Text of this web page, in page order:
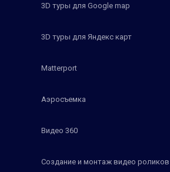
3D туры для Google map
3D туры для Яндекс карт
Matterport
Аэросъемка
Видео 360
Создание и монтаж видео роликов